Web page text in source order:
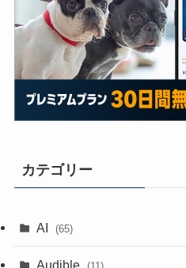
カテゴリー
AI (65)
Audible